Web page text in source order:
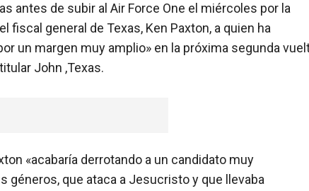
antes de subir al Air Force One el miércoles por la
el fiscal general de Texas, Ken Paxton, a quien ha
un margen muy amplio» en la próxima segunda
John ,Texas.
«acabaría derrotando a un candidato muy
géneros, que ataca a Jesucristo y que llevaba